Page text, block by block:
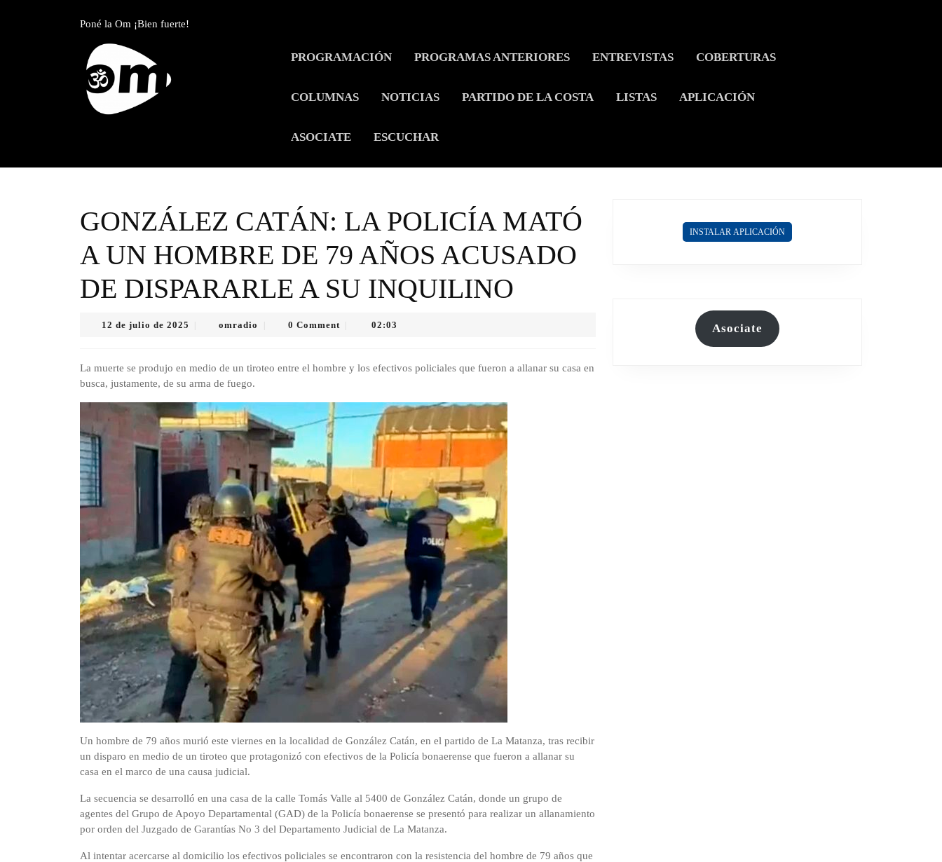
Poné la Om ¡Bien fuerte!
PROGRAMACIÓN PROGRAMAS ANTERIORES ENTREVISTAS COBERTURAS
COLUMNAS NOTICIAS PARTIDO DE LA COSTA LISTAS APLICACIÓN
ASOCIATE ESCUCHAR
GONZÁLEZ CATÁN: LA POLICÍA MATÓ
A UN HOMBRE DE 79 AÑOS ACUSADO
DE DISPARARLE A SU INQUILINO
12 de julio de 2025
de
omradio omradio0 Comment 02:03
La muerte se produjo en medio de un tiroteo entre el hombre y los efectivos policiales que fueron a allanar su casa en
busca, justamente, de su arma de fuego.
Un hombre de 79 años murió este viernes en la localidad de González Catán, en el partido de La Matanza, tras recibir
un disparo en medio de un tiroteo que protagonizó con efectivos de la Policía bonaerense que fueron a allanar su
casa en el marco de una causa judicial.
La secuencia se desarrolló en una casa de la calle Tomás Valle al 5400 de González Catán, donde un grupo de
agentes del Grupo de Apoyo Departamental (GAD) de la Policía bonaerense se presentó para realizar un allanamiento
por orden del Juzgado de Garantías No 3 del Departamento Judicial de La Matanza.
Al intentar acercarse al domicilio los efectivos policiales se encontraron con la resistencia del hombre de 79 años que
INSTALAR APLICACIÓN
Asociate